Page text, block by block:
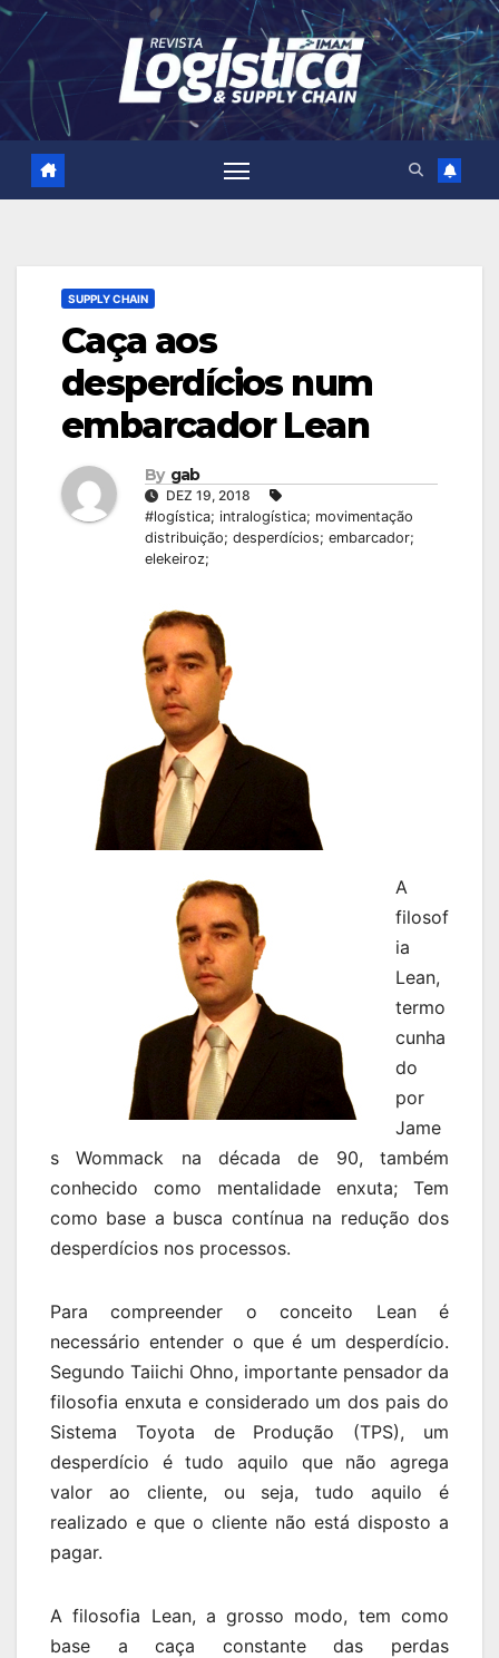
Skip
content
SUPPLY CHAIN
Caça aos
desperdícios num
embarcador Lean
By gab
DEZ 19, 2018
#logística; intralogística; movimentação
distribuição; desperdícios; embarcador;
elekeiroz;
A
filosof
ia
Lean,
termo
cunha
do
por
Jame
s Wommack na década de 90, também
conhecido como mentalidade enxuta; Tem
como base a busca contínua na redução dos
desperdícios nos processos.
Para compreender o conceito Lean é
necessário entender o que é um desperdício.
Segundo Taiichi Ohno, importante pensador da
filosofia enxuta e considerado um dos pais do
Sistema Toyota de Produção (TPS), um
desperdício é tudo aquilo que não agrega
valor ao cliente, ou seja, tudo aquilo é
realizado e que o cliente não está disposto a
pagar.
A filosofia Lean, a grosso modo, tem como
base a caça constante das perdas